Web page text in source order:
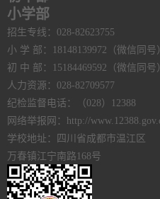
小学部
招生专线：028-82623755
小 学 部：18148139972（微信同号
初 中 部：15184469592（微信同号
人力资源：028-82709577
纪检监督电话：（028）12388
网络举报网：http://
学校地址：四川省成都市温江区
万春镇江宁南路168号